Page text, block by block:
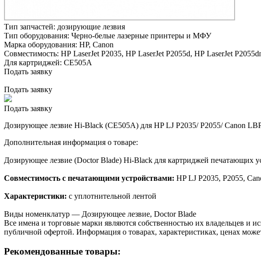
Тип запчастей: дозирующие лезвия
Тип оборудования: Черно-белые лазерные принтеры и МФУ
Марка оборудования: HP, Canon
Совместимость: HP LaserJet P2035, HP LaserJet P2055d, HP LaserJet
Для картриджей: CE505A
Подать заявку
Подать заявку
Подать заявку
Дозирующее лезвие Hi-Black (CE505A) для HP LJ P2035/ P2055/ Canon
Дополнительная информация о товаре:
Дозирующее лезвие (Doctor Blade) Hi-Black для картриджей печатающих
Совместимость с печатающими устройствами: HP LJ P2035, P2055,
Характеристики: с уплотнительной лентой
Виды номенклатур — Дозирующее лезвие, Doctor Blade
Все имена и торговые марки являются собственностью их владельцев и
публичной офертой. Информация о товарах, характеристиках, ценах
Рекомендованные товары: